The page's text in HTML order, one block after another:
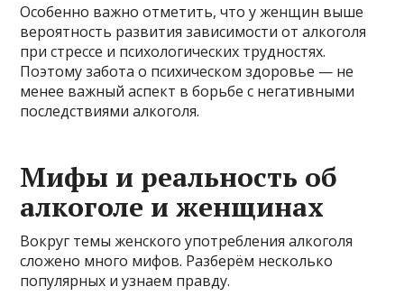
Особенно важно отметить, что у женщин выше
вероятность развития зависимости от алкоголя
при стрессе и психологических трудностях.
Поэтому забота о психическом здоровье — не
менее важный аспект в борьбе с негативными
последствиями алкоголя.
Мифы и реальность об
алкоголе и женщинах
Вокруг темы женского употребления алкоголя
сложено много мифов. Разберём несколько
популярных и узнаем правду.